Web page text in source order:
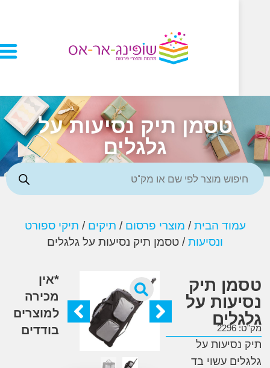
טסמן תיק נסיעות על
גלגלים
הבית/מוצרי פרסום /תיקים /תיקי ספורט
ונסיעות/ טסמן תיק נסיעות על גלגלים
תיק
על
על
עשוי בד
מכירה
למוצרים
בודדים